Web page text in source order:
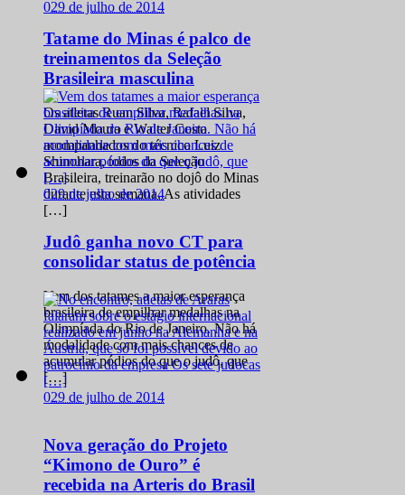
029 de julho de 2014
Tatame do Minas é palco de
treinamentos da Seleção
Brasileira masculina
Os atletas Ruan Silva, Rafael Silva,
David Moura e Walter Costa
acompanhados do técnico Luiz
Shinohara, todos da Seleção
Brasileira, treinarão no dojô do Minas
durante esta semana. As atividades
[…]
029 de julho de 2014
Judô ganha novo CT para
consolidar status de potência
Vem dos tatames a maior esperança
brasileira de empilhar medalhas na
Olimpíada do Rio de Janeiro. Não há
modalidade com mais chances de
acumular pódios do que o judô, que
[…]
029 de julho de 2014
Nova geração do Projeto
“Kimono de Ouro” é
recebida na Arteris do Brasil